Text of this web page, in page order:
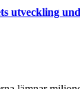
utveckling